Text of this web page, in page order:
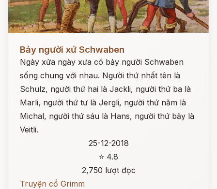
Bảy người xứ Schwaben
Ngày xửa ngày xưa có bảy người Schwaben
sống chung với nhau. Người thứ nhất tên là
Schulz, người thứ hai là Jackli, người thứ ba là
Marli, người thứ tư là Jergli, người thứ năm là
Michal, người thứ sáu là Hans, người thứ bảy là
Veitli.
25-12-2018
⭐ 4.8
2,750 lượt đọc
Truyện cổ Grimm